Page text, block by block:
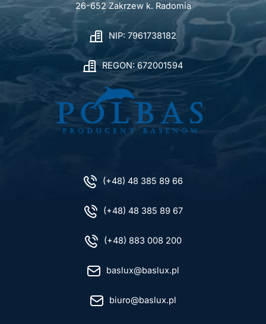
26-652 Zakrzew k. Radomia
NIP: 7961738182
REGON: 672001594
(+48) 48 385 89 66
(+48) 48 385 89 67
(+48) 883 008 200
baslux@baslux.pl
biuro@baslux.pl